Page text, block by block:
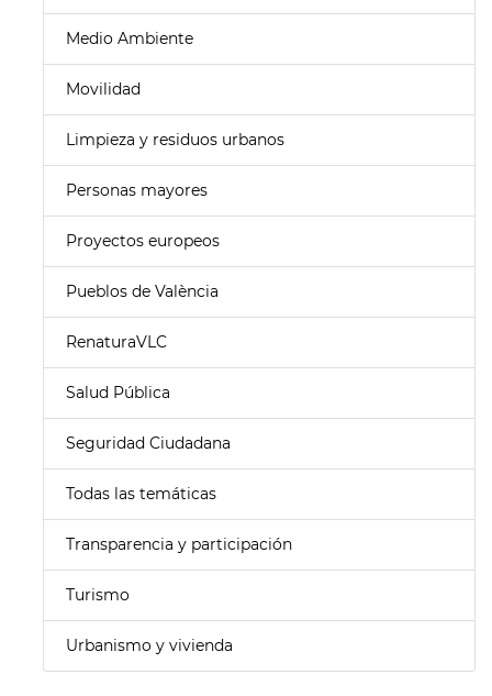
Medio Ambiente
Movilidad
Limpieza y residuos urbanos
Personas mayores
Proyectos europeos
Pueblos de València
RenaturaVLC
Salud Pública
Seguridad Ciudadana
Todas las temáticas
Transparencia y participación
Turismo
Urbanismo y vivienda